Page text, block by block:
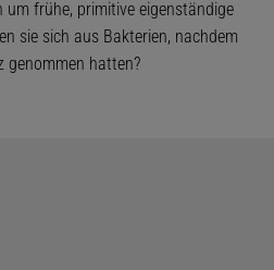
um frühe, primitive eigenständige
sie sich aus Bakterien, nachdem
genommen hatten?